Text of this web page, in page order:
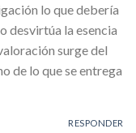
lo que debería
desvirtúa la esencia
surge del
de lo que se entrega
RESPONDER